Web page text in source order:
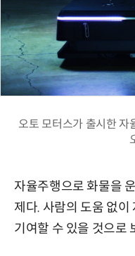
오토 모터스가 출시한
자율주행으로 화물을
제다. 사람의 도움 없이
기여할 수 있을 것으로